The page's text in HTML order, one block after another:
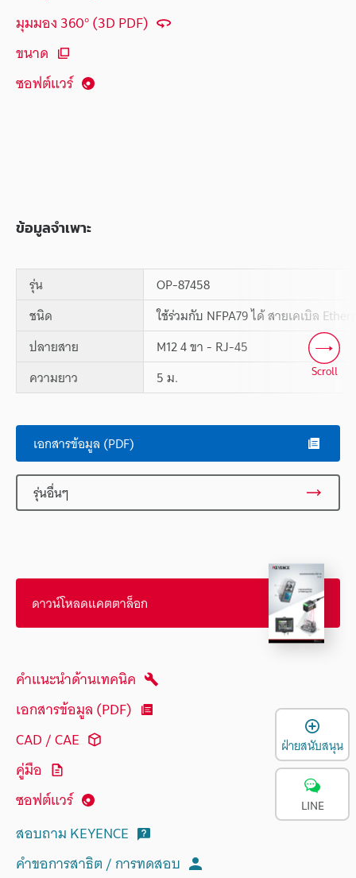
มุมมอง 360° (3D PDF)
ขนาด
ซอฟต์แวร์
ข้อมูลจำเพาะ
รุ่น
OP-87458
ชนิด
ใช้ร่วมกับ NFPA79 ได้ สายเคเบิล
ปลายสาย
M12 4 ขา - RJ-45
ความยาว
5 ม. Scroll
เอกสารข้อมูล (PDF)
รุ่นอื่นๆ
ดาวน์โหลดแคตตาล็อก
คำแนะนำด้านเทคนิค
เอกสารข้อมูล (PDF)
CAD / CAE
คู่มือ
ซอฟต์แวร์
สอบถาม KEYENCE
คำขอการสาธิต / การทดสอบ
ฝ่ายสนับสนุน
LINE